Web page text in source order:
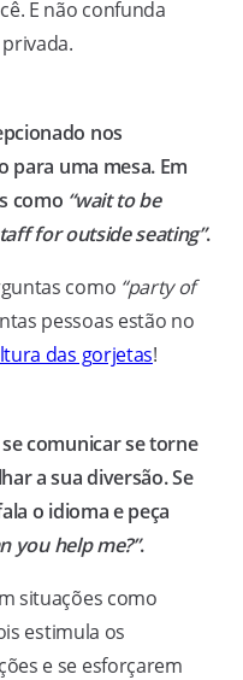
E não confunda
nos
para uma mesa. Em
como “wait to be
for outside seating”.
como “party of
pessoas estão no
das gorjetas!
comunicar se torne
a sua diversão. Se
o idioma e peça
you help me?”.
situações como
estimula os
e se esforçarem